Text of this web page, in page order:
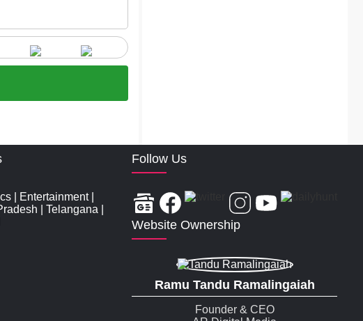
Entertainment|
Telangana
Follow Us
Website Ownership
Ramu Tandu Ramalingaiah
Founder & CEO